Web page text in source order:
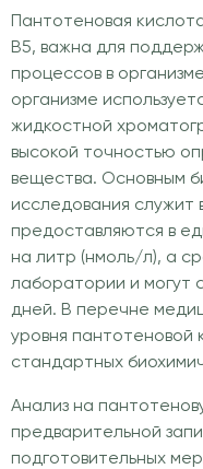
Пантотеновая
В5, важна для
процессов в
организме
жидкостной
высокой точностью
вещества. Основным
исследования служит
предоставляются в
на литр (нмоль/л), а
лаборатории и могут
дней. В перечне
уровня пантотеновой
стандартных
Анализ на
предварительной
подготовительных